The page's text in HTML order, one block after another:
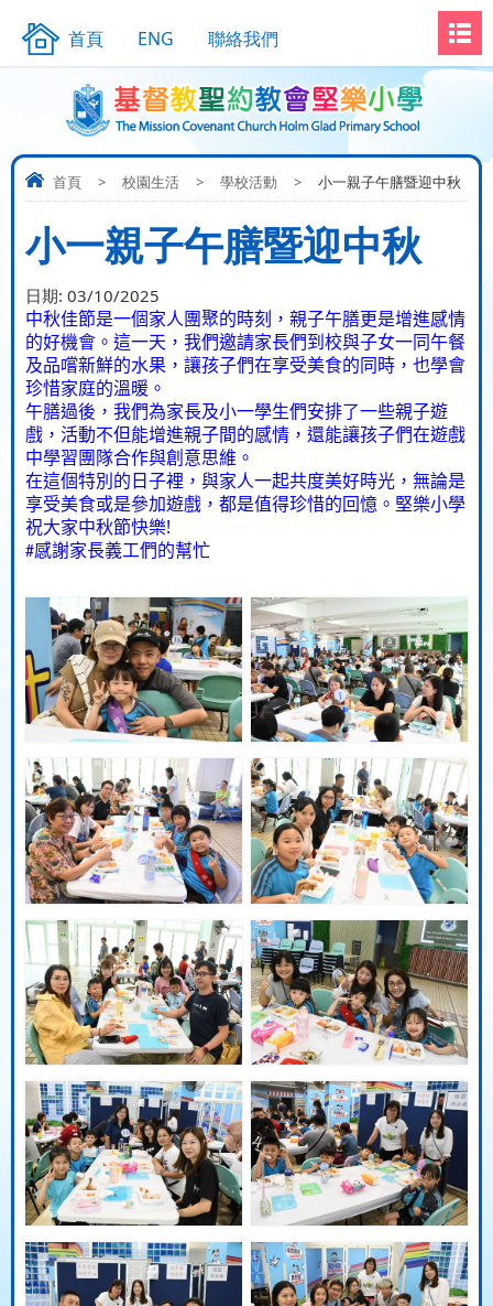
首頁 ENG 聯絡我們
首頁 > 校園生活 > 學校活動 > 小一親子午膳暨迎中秋
小一親子午膳暨迎中秋
日期: 03/10/2025
中秋佳節是一個家人團聚的時刻，親子午膳更是增進感情
的好機會。這一天，我們邀請家長們到校與子女一同午餐
及品嚐新鮮的水果，讓孩子們在享受美食的同時，也學會
珍惜家庭的溫暖。
午膳過後，我們為家長及小一學生們安排了一些親子遊
戲，活動不但能增進親子間的感情，還能讓孩子們在遊戲
中學習團隊合作與創意思維。
在這個特別的日子裡，與家人一起共度美好時光，無論是
享受美食或是參加遊戲，都是值得珍惜的回憶。堅樂小學
祝大家中秋節快樂!
#感謝家長義工們的幫忙